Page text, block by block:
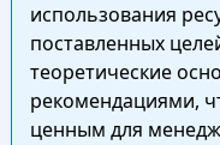
использования
поставленных
теоретические
рекомендациями,
ценным для